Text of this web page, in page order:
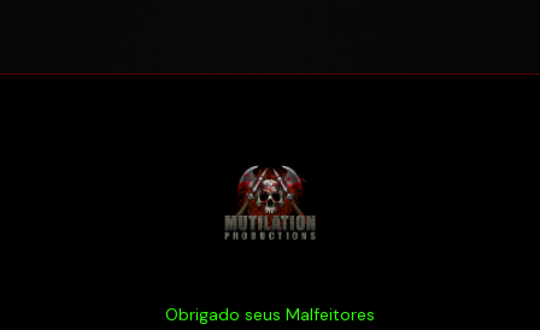
Obrigado seus Malfeitores